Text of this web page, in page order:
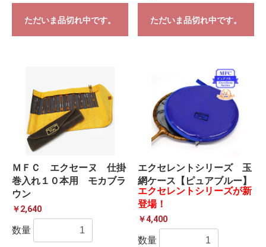
ただいま品切れ中です。 ただいま品切れ中です。
ＭＦＣ エクセーヌ 仕掛
巻入れ１０本用 モカブラ
ウン
￥2,640
数量
エクセレントシリーズ 玉
網ケース【ピュアブルー】
エクセレントシリーズが新
登場！
￥4,400
数量